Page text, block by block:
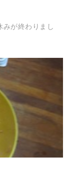
みが終わりまし